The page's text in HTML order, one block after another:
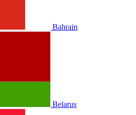
Bahrain
Belarus